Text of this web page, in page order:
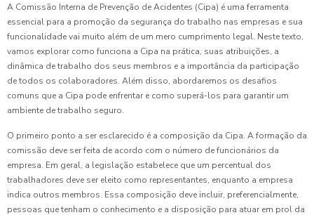
A Comissão Interna de Prevenção de Acidentes (Cipa) é uma ferramenta
essencial para a promoção da segurança do trabalho nas empresas e sua
funcionalidade vai muito além de um mero cumprimento legal. Neste texto,
vamos explorar como funciona a Cipa na prática, suas atribuições, a
dinâmica de trabalho dos seus membros e a importância da participação
de todos os colaboradores. Além disso, abordaremos os desafios
comuns que a Cipa pode enfrentar e como superá-los para garantir um
ambiente de trabalho seguro.
O primeiro ponto a ser esclarecido é a composição da Cipa. A formação da
comissão deve ser feita de acordo com o número de funcionários da
empresa. Em geral, a legislação estabelece que um percentual dos
trabalhadores deve ser eleito como representantes, enquanto a empresa
indica outros membros. Essa composição deve incluir, preferencialmente,
pessoas que tenham o conhecimento e a disposição para atuar em prol da